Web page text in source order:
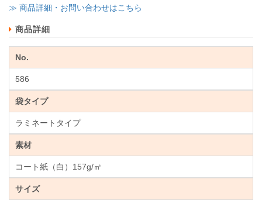
≫ 商品詳細・お問い合わせはこちら
商品詳細
No.
586
袋タイプ
ラミネートタイプ
素材
コート紙（白）157g/㎡
サイズ